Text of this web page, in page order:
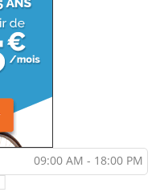
09:00 AM - 18:00 PM